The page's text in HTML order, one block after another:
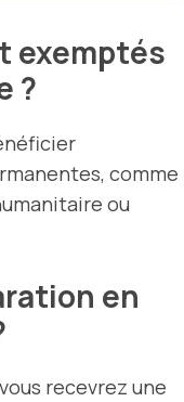
exemptés
?
comme
ou
en
recevrez une